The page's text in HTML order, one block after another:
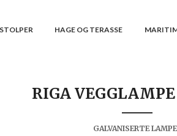
HAGE OG TERASSE
RIGA
GALVANISERTE